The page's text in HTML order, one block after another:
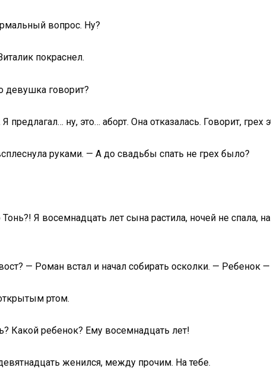
вопрос. Ну?
покраснел.
девушка говорит?
предлагал… ну, это… аборт. Она отказалась. Говорит, грех
руками. — А до свадьбы спать не грех было?
Я восемнадцать лет сына растила, ночей не спала,
— Роман встал и начал собирать осколки. — Ребенок —
ртом.
Какой ребенок? Ему восемнадцать лет!
женился, между прочим. На тебе.